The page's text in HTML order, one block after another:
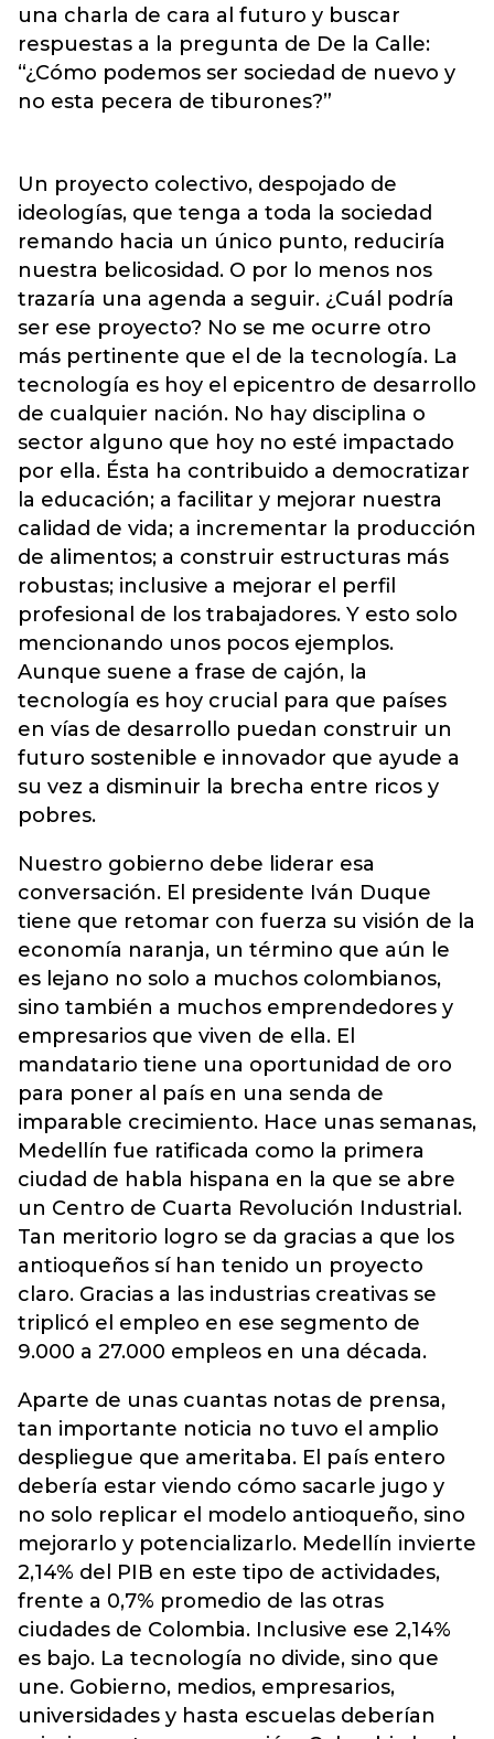
una charla de cara al futuro y buscar
respuestas a la pregunta de De la Calle:
“¿Cómo podemos ser sociedad de nuevo y
no esta pecera de tiburones?”
Un proyecto colectivo, despojado de
ideologías, que tenga a toda la sociedad
remando hacia un único punto, reduciría
nuestra belicosidad. O por lo menos nos
trazaría una agenda a seguir. ¿Cuál podría
ser ese proyecto? No se me ocurre otro
más pertinente que el de la tecnología. La
tecnología es hoy el epicentro de desarrollo
de cualquier nación. No hay disciplina o
sector alguno que hoy no esté impactado
por ella. Ésta ha contribuido a democratizar
la educación; a facilitar y mejorar nuestra
calidad de vida; a incrementar la producción
de alimentos; a construir estructuras más
robustas; inclusive a mejorar el perfil
profesional de los trabajadores. Y esto solo
mencionando unos pocos ejemplos.
Aunque suene a frase de cajón, la
tecnología es hoy crucial para que países
en vías de desarrollo puedan construir un
futuro sostenible e innovador que ayude a
su vez a disminuir la brecha entre ricos y
pobres.
Nuestro gobierno debe liderar esa
conversación. El presidente Iván Duque
tiene que retomar con fuerza su visión de la
economía naranja, un término que aún le
es lejano no solo a muchos colombianos,
sino también a muchos emprendedores y
empresarios que viven de ella. El
mandatario tiene una oportunidad de oro
para poner al país en una senda de
imparable crecimiento. Hace unas semanas,
Medellín fue ratificada como la primera
ciudad de habla hispana en la que se abre
un Centro de Cuarta Revolución Industrial.
Tan meritorio logro se da gracias a que los
antioqueños sí han tenido un proyecto
claro. Gracias a las industrias creativas se
triplicó el empleo en ese segmento de
9.000 a 27.000 empleos en una década.
Aparte de unas cuantas notas de prensa,
tan importante noticia no tuvo el amplio
despliegue que ameritaba. El país entero
debería estar viendo cómo sacarle jugo y
no solo replicar el modelo antioqueño, sino
mejorarlo y potencializarlo. Medellín invierte
2,14% del PIB en este tipo de actividades,
frente a 0,7% promedio de las otras
ciudades de Colombia. Inclusive ese 2,14%
es bajo. La tecnología no divide, sino que
une. Gobierno, medios, empresarios,
universidades y hasta escuelas deberían